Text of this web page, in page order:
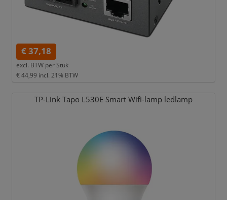
€ 37,18
excl. BTW per Stuk
€ 44,99 incl. 21% BTW
TP-Link Tapo L530E Smart Wifi-lamp ledlamp